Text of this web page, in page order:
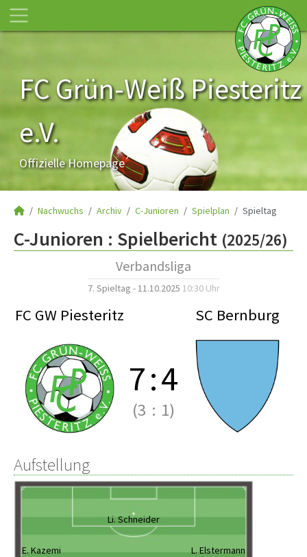
FC Grün-Weiß Piesteritz
e.V.
Offizielle Homepage
Nachwuchs Archiv C-Junioren Spielplan Spieltag
C-Junioren : Spielbericht (2025/26)
Verbandsliga
7. Spieltag - 11.10.2025 10:30 Uhr
FC GW Piesteritz SC Bernburg
7:4
(3 : 1)
Aufstellung
Li. Schneider
E. Kazemi
L. Elstermann